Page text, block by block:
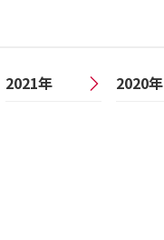
2021年 2020年